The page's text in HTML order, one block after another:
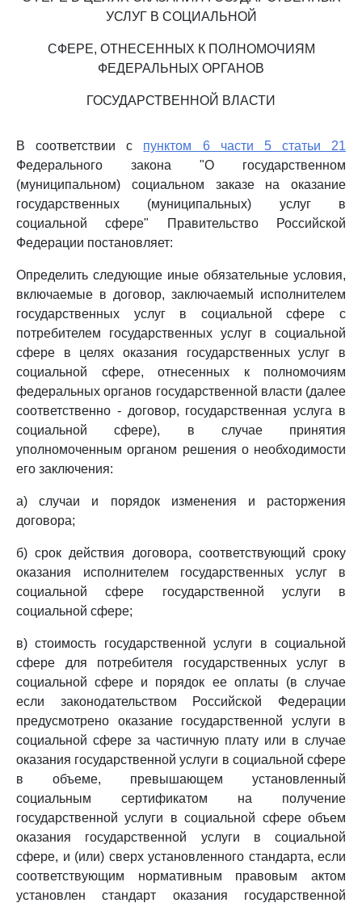
УСЛУГ В СОЦИАЛЬНОЙ
СФЕРЕ, ОТНЕСЕННЫХ К ПОЛНОМОЧИЯМ
ФЕДЕРАЛЬНЫХ ОРГАНОВ
ГОСУДАРСТВЕННОЙ ВЛАСТИ
В соответствии с пунктом 6 части 5 статьи 21
Федерального закона "О государственном
(муниципальном) социальном заказе на оказание
государственных (муниципальных) услуг в
социальной сфере" Правительство Российской
Федерации постановляет:
Определить следующие иные обязательные условия,
включаемые в договор, заключаемый исполнителем
государственных услуг в социальной сфере с
потребителем государственных услуг в социальной
сфере в целях оказания государственных услуг в
социальной сфере, отнесенных к полномочиям
федеральных органов государственной власти (далее
соответственно - договор, государственная услуга в
социальной сфере), в случае принятия
уполномоченным органом решения о необходимости
его заключения:
а) случаи и порядок изменения и расторжения
договора;
б) срок действия договора, соответствующий сроку
оказания исполнителем государственных услуг в
социальной сфере государственной услуги в
социальной сфере;
в) стоимость государственной услуги в социальной
сфере для потребителя государственных услуг в
социальной сфере и порядок ее оплаты (в случае
если законодательством Российской Федерации
предусмотрено оказание государственной услуги в
социальной сфере за частичную плату или в случае
оказания государственной услуги в социальной сфере
в объеме, превышающем установленный
социальным сертификатом на получение
государственной услуги в социальной сфере объем
оказания государственной услуги в социальной
сфере, и (или) сверх установленного стандарта, если
соответствующим нормативным правовым актом
установлен стандарт оказания государственной